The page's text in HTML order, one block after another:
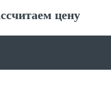
цену